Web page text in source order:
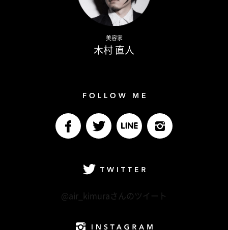
美容家
木村 直人
@air_kimuraさんのツイート